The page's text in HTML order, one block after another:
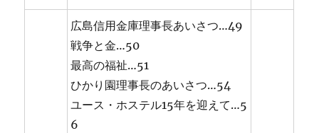
広島信用金庫理事長あいさつ…49
戦争と金…50
最高の福祉…51
ひかり園理事長のあいさつ…54
ユース・ホステル15年を迎えて…5
6